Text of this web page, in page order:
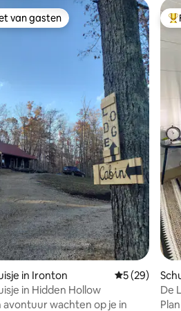
van 4,99 uit 5, 92 recensies
van gasten
van gasten
in Ironton Gemiddelde
5 (29)
in Hidden Hollow
avontuur wachten op je in
De